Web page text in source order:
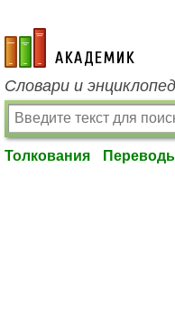
academic.ru
Словари и
Толкования